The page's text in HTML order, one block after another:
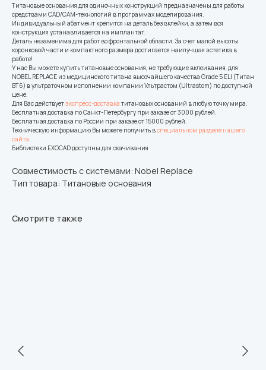
Титановые основания для одиночных конструкций предназначены для работы
средствами CAD/CAM-технологий в программах моделирования.
Индивидуальный абатмент крепится на деталь без вклейки, а затем вся
конструкция устанавливается на имплантат.
Деталь незаменима для работ во фронтальной области. За счет малой высоты
коронковой части и компактного размера достигается наилучшая эстетика в
работе!
У нас Вы можете купить титановые основания, не требующие вклеивания, для
NOBEL REPLACE из медицинского титана высочайшего качества Grade 5 ELI (Титан
ВТ6) в ультраточном исполнении компании Ультрастом (Ultrastom) по доступной
цене.
Для Вас действуетэкспресс-доставка титановых оснований в любую точку мира.
Бесплатная доставка по Санкт-Петербургу при заказе от 3000 рублей.
Бесплатная доставка по России при заказе от 15000 рублей.
Техническую информацию Вы можете получить вспециальном разделе нашего
сайта.
Библиотеки EXOCAD доступны для скачивания
Совместимость с системами: Nobel Replace
Тип товара: Титановые основания
Смотрите также